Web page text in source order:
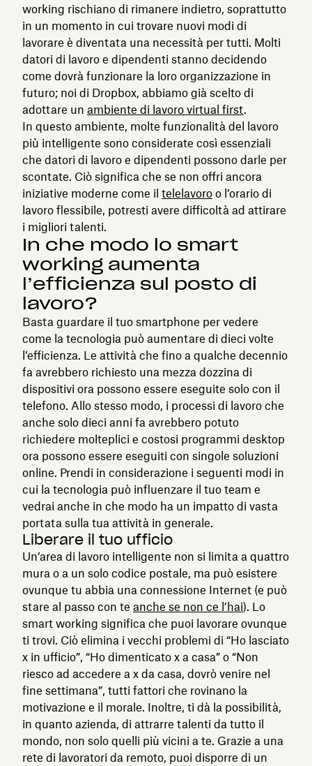
working rischiano di rimanere indietro, soprattutto
in un momento in cui trovare nuovi modi di
lavorare è diventata una necessità per tutti. Molti
datori di lavoro e dipendenti stanno decidendo
come dovrà funzionare la loro organizzazione in
futuro; noi di Dropbox, abbiamo già scelto di
adottare un ambiente di lavoro virtual first.
In questo ambiente, molte funzionalità del lavoro
più intelligente sono considerate così essenziali
che datori di lavoro e dipendenti possono darle per
scontate. Ciò significa che se non offri ancora
iniziative moderne come il telelavoro o l’orario di
lavoro flessibile, potresti avere difficoltà ad attirare
i migliori talenti.
In che modo lo smart
working aumenta
l’efficienza sul posto di
lavoro?
Basta guardare il tuo smartphone per vedere
come la tecnologia può aumentare di dieci volte
l’efficienza. Le attività che fino a qualche decennio
fa avrebbero richiesto una mezza dozzina di
dispositivi ora possono essere eseguite solo con il
telefono. Allo stesso modo, i processi di lavoro che
anche solo dieci anni fa avrebbero potuto
richiedere molteplici e costosi programmi desktop
ora possono essere eseguiti con singole soluzioni
online. Prendi in considerazione i seguenti modi in
cui la tecnologia può influenzare il tuo team e
vedrai anche in che modo ha un impatto di vasta
portata sulla tua attività in generale.
Liberare il tuo ufficio
Un’area di lavoro intelligente non si limita a quattro
mura o a un solo codice postale, ma può esistere
ovunque tu abbia una connessione Internet (e può
stare al passo con te anche se non ce l’hai). Lo
smart working significa che puoi lavorare ovunque
ti trovi. Ciò elimina i vecchi problemi di “Ho lasciato
x in ufficio”, “Ho dimenticato x a casa” o “Non
riesco ad accedere a x da casa, dovrò venire nel
fine settimana”, tutti fattori che rovinano la
motivazione e il morale. Inoltre, ti dà la possibilità,
in quanto azienda, di attrarre talenti da tutto il
mondo, non solo quelli più vicini a te. Grazie a una
rete di lavoratori da remoto, puoi disporre di un